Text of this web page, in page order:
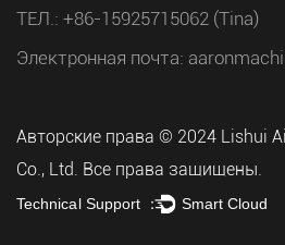
ТЕЛ.: +86-15925715062 (Tina)
Электронная почта:
Авторские права © 2024 Lishui
Co., Ltd. Все права защищены.
Technical Support ： Smart Cloud